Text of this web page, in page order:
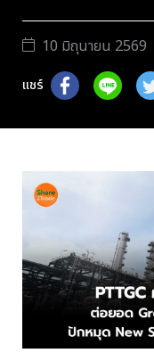
10 มิถุนายน 2569
แชร์